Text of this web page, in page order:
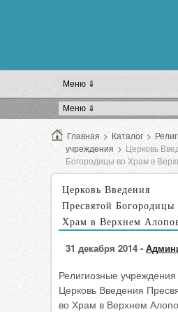
Главная > Каталог >
учреждения > Церковь
Богородицы во Храм в
Церковь Введения
Пресвятой Богородицы
Храм в Верхнем
31 декабря 2014 -
Религиозные
Церковь Введения
во Храм в Верхнем